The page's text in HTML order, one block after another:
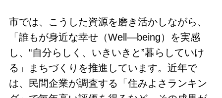
市では、こうした資源を磨き活かしながら、
「誰もが身近な幸せ（Well—being）を実感
し、“自分らしく、いきいきと”暮らしていけ
る」まちづくりを推進しています。近年で
は、民間企業が調査する「住みよさランキン